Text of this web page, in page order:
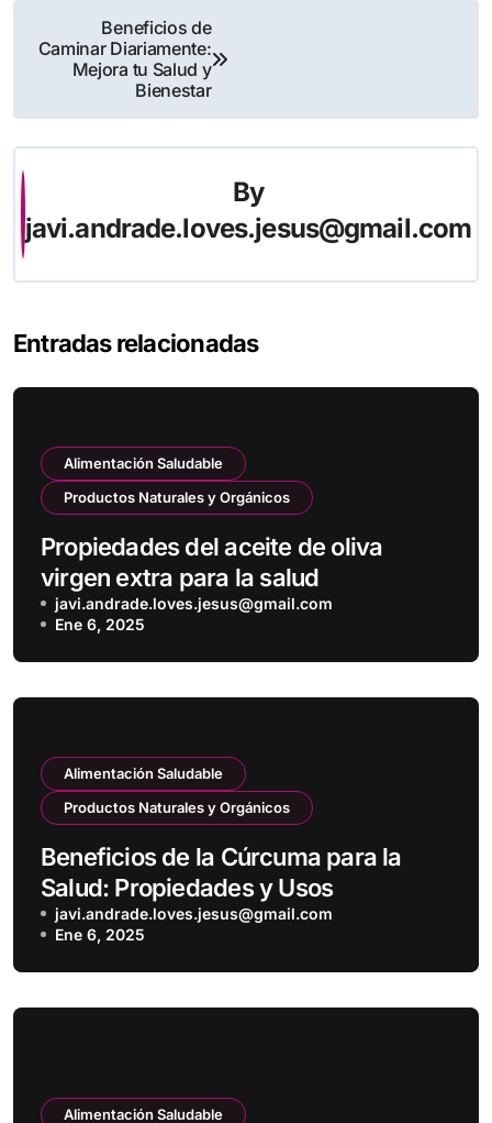
Navegación
entradas
Beneficios de
Caminar Diariamente:
Mejora tu Salud y
Bienestar
By
javi.andrade.loves.jesus@gmail.com
Entradas relacionadas
Alimentación Saludable
Productos Naturales y Orgánicos
Propiedades del aceite de oliva
virgen extra para la salud
javi.andrade.loves.jesus@gmail.com
Ene 6, 2025
Alimentación Saludable
Productos Naturales y Orgánicos
Beneficios de la Cúrcuma para la
Salud: Propiedades y Usos
javi.andrade.loves.jesus@gmail.com
Ene 6, 2025
Alimentación Saludable